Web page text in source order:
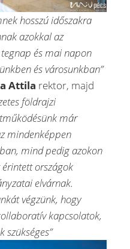
hosszú időszakra
azokkal az
és mai napon
és városunkban”
Attila rektor, majd
földrajzi
már
mindenképpen
mind pedig azokon
országok
elvárnak.
végzünk, hogy
kapcsolatok,
szükséges”